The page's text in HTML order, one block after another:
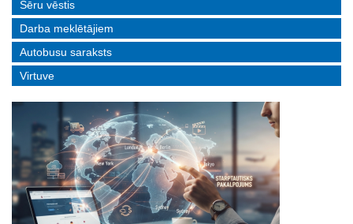
Sēru vēstis
Darba meklētājiem
Autobusu saraksts
Virtuve